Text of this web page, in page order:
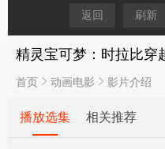
返回 刷新
精灵宝可梦：时拉比穿
首页 动画电影 影片介绍
播放选集 相关推荐